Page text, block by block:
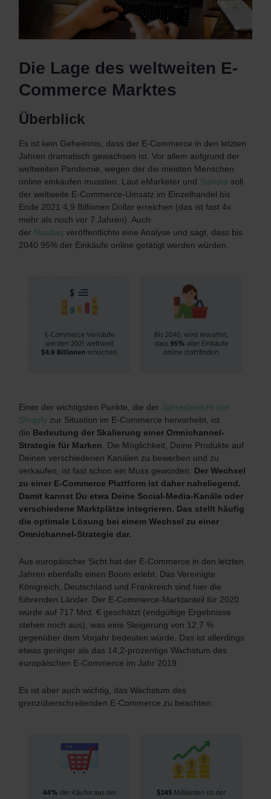
Die Lage des weltweiten E-
Commerce Marktes
Überblick
Es ist kein Geheimnis, dass der E-Commerce in den letzten
Jahren dramatisch gewachsen ist. Vor allem aufgrund der
weltweiten Pandemie, wegen der die meisten Menschen
online einkaufen mussten. Laut eMarketer und Statista soll
der weltweite E-Commerce-Umsatz im Einzelhandel bis
Ende 2021 4,9 Billionen Dollar erreichen (das ist fast 4x
mehr als noch vor 7 Jahren). Auch
der Nasdaq veröffentlichte eine Analyse und sagt, dass bis
2040 95% der Einkäufe online getätigt werden würden.
Einer der wichtigsten Punkte, die der Jahresbericht von
Shopify zur Situation im E-Commerce hervorhebt, ist
die Bedeutung der Skalierung einer Omnichannel-
Strategie für Marken . Die Möglichkeit, Deine Produkte auf
Deinen verschiedenen Kanälen zu bewerben und zu
verkaufen, ist fast schon ein Muss geworden. Der Wechsel
zu einer E-Commerce Plattform ist daher naheliegend.
Damit kannst Du etwa Deine Social-Media-Kanäle oder
verschiedene Marktplätze integrieren. Das stellt häufig
die optimale Lösung bei einem Wechsel zu einer
Omnichannel-Strategie dar.
Aus europäischer Sicht hat der E-Commerce in den letzten
Jahren ebenfalls einen Boom erlebt. Das Vereinigte
Königreich, Deutschland und Frankreich sind hier die
führenden Länder. Der E-Commerce-Marktanteil für 2020
wurde auf 717 Mrd. € geschätzt (endgültige Ergebnisse
stehen noch aus), was eine Steigerung von 12,7 %
gegenüber dem Vorjahr bedeuten würde. Das ist allerdings
etwas geringer als das 14,2-prozentige Wachstum des
europäischen E-Commerce im Jahr 2019.
Es ist aber auch wichtig, das Wachstum des
grenzüberschreitenden E-Commerce zu beachten: